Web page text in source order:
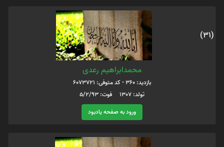
(31)
محمدابراهیم رعدی
بازدید: 360 - کد متوفی: 6073721
تولد: 1307 فوت: 5/2/93
ورود به صفحه یادبود